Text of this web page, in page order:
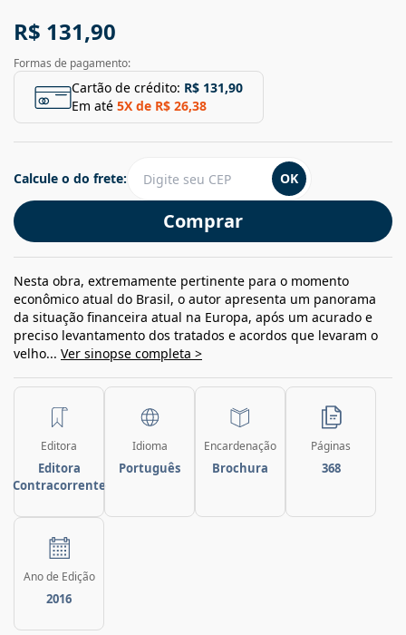
R$ 131,90
Formas de pagamento:
Cartão de crédito: R$ 131,90
Em até 5X de R$ 26,38
Comprar
Calcule o do frete: OK
Nesta obra, extremamente pertinente para o momento
econômico atual do Brasil, o autor apresenta um panorama
da situação financeira atual na Europa, após um acurado e
preciso levantamento dos tratados e acordos que levaram o
velho... Ver sinopse completa >
Editora
Editora
Contracorrente
Idioma
Português
Encardenação
Brochura
Páginas
368
Ano de Edição
2016